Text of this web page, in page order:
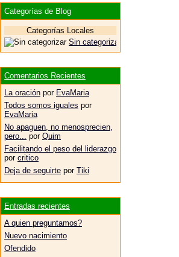
Categorías de Blog
Categorías Locales
Sin categorizar
Comentarios Recientes
La oración por EvaMaria
Todos somos iguales por
EvaMaria
No apaguen, no menosprecien,
pero... por Quim
Facilitando el peso del liderazgo
por critico
Deja de seguirte por Tiki
Entradas recientes
A quien preguntamos?
Nuevo nacimiento
Ofendido